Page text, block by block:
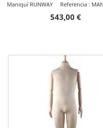
Maniquí RUNWAY Referencia :
543,00 €